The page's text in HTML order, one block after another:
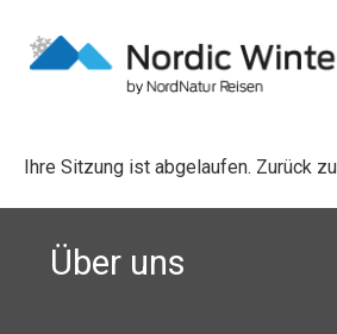
Ihre Sitzung ist abgelaufen. Zurück
Über uns